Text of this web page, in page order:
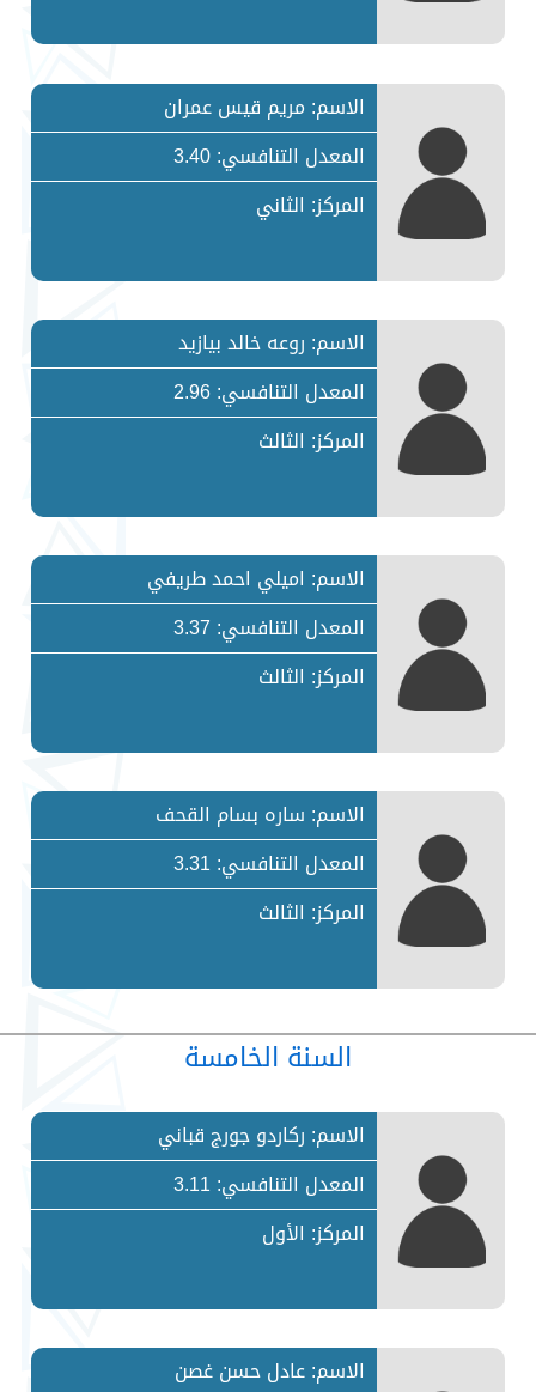
الاسم: مريم قيس عمران
المعدل التنافسي: 3.40
المركز: الثاني
الاسم: روعه خالد بيازيد
المعدل التنافسي: 2.96
المركز: الثالث
الاسم: اميلي احمد طريفي
المعدل التنافسي: 3.37
المركز: الثالث
الاسم: ساره بسام القحف
المعدل التنافسي: 3.31
المركز: الثالث
السنة الخامسة
الاسم: ركاردو جورج قباني
المعدل التنافسي: 3.11
المركز: الأول
الاسم: عادل حسن غصن